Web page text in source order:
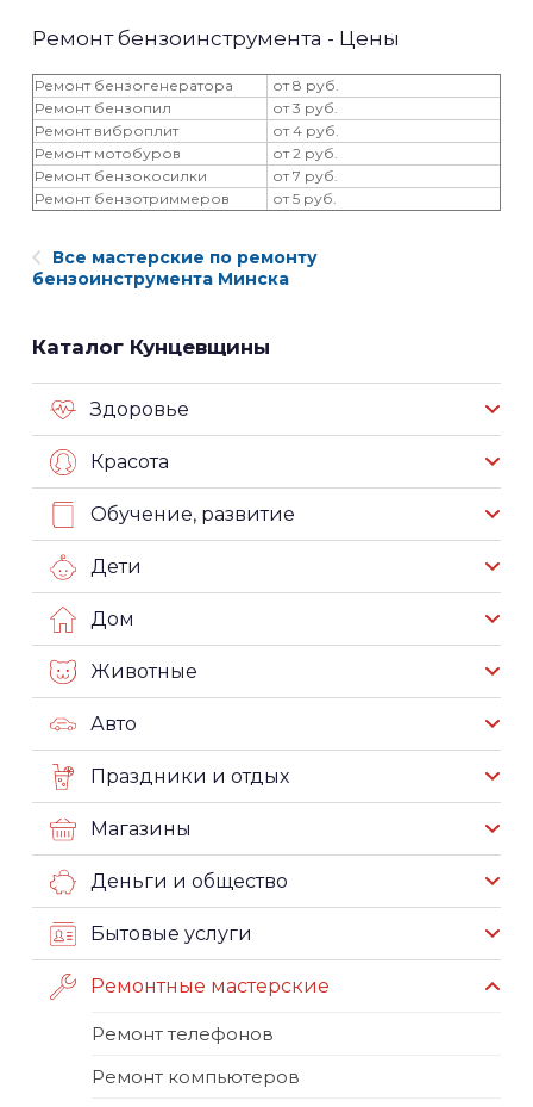
Ремонт бензоинструмента - Цены
Ремонт бензогенератора
от 8 руб.
Ремонт бензопил
от 3 руб.
Ремонт виброплит
от 4 руб.
Ремонт мотобуров
от 2 руб.
Ремонт бензокосилки
от 7 руб.
Ремонт бензотриммеров
от 5 руб.
Все мастерские по ремонту
бензоинструмента Минска
Каталог Кунцевщины
Здоровье
Красота
Обучение, развитие
Дети
Дом
Животные
Авто
Праздники и отдых
Магазины
Деньги и общество
Бытовые услуги
Ремонтные мастерские
Ремонт телефонов
Ремонт компьютеров